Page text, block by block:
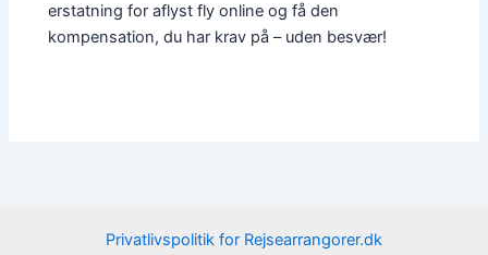
erstatning for aflyst fly online og få den
kompensation, du har krav på – uden besvær!
Privatlivspolitik for Rejsearrangorer.dk